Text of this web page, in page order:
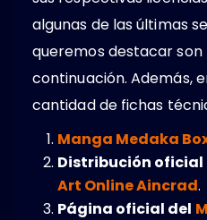
algunas de las últimas
queremos destacar
continuación. Además,
cantidad de fichas
Manga Medaka
Distribución oficial
Art Online Aincrad.
Página oficial del